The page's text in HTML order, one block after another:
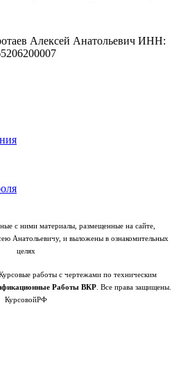
Алексей Анатольевич ИНН:
с ними материалы, размещенные на сайте,
Анатольевичу, и выложены в ознакомительных
целях
работы с чертежами по техническим
Работы ВКР. Все права защищены.
КурсовойРФ